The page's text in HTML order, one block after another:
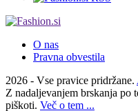
O nas
Pravna obvestila
2026 - Vse pravice pridržane.
Z nadaljevanjem brskanja po
piškoti. Več o tem ...